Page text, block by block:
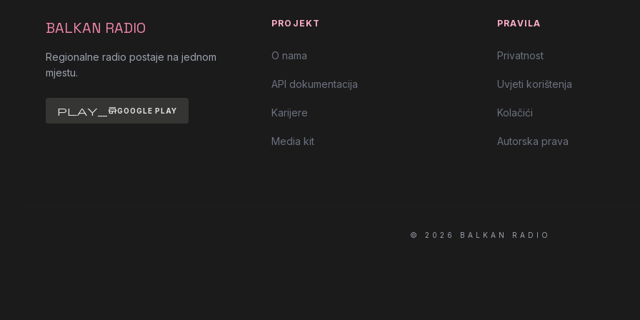
BALKAN RADIO
Regionalne radio postaje na jednom
mjestu.
play_storeGOOGLE PLAY
PROJEKT
O nama
API dokumentacija
Karijere
Media kit
PRAVILA
Privatnost
Uvjeti korištenja
Kolačići
Autorska prava
© 2026 BALKAN RADIO